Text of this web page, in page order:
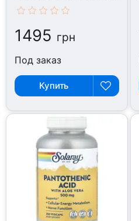
240 капсул
1495 грн
Под заказ
Купить